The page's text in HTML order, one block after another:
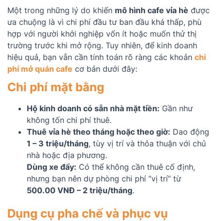
Một trong những lý do khiến mô hình cafe vỉa hè được
ưa chuộng là vì chi phí đầu tư ban đầu khá thấp, phù
hợp với người khởi nghiệp vốn ít hoặc muốn thử thị
trường trước khi mở rộng. Tuy nhiên, để kinh doanh
hiệu quả, bạn vẫn cần tính toán rõ ràng các khoản chi
phí mở quán cafe cơ bản dưới đây:
Chi phí mặt bằng
Hộ kinh doanh có sẵn nhà mặt tiền: Gần như
không tốn chi phí thuê.
Thuê vỉa hè theo tháng hoặc theo giờ: Dao động
1 – 3 triệu/tháng, tùy vị trí và thỏa thuận với chủ
nhà hoặc địa phương.
Dùng xe đẩy: Có thể không cần thuê cố định,
nhưng bạn nên dự phòng chi phí “vị trí” từ
500.00 VNĐ – 2 triệu/tháng.
Dụng cụ pha chế và phục vụ